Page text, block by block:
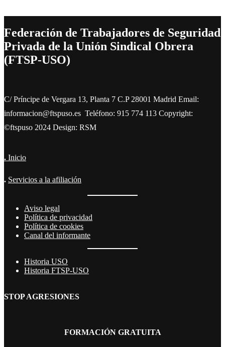
Federación de Trabajadores de Seguridad
Privada de la Unión Sindical Obrera
(FTSP-USO)
C/ Príncipe de Vergara 13, Planta 7 C.P 28001 Madrid Email:
informacion@ftspuso.es Teléfono: 915 774 113 Copyright:
©ftspuso 2024 Design: RSM
. Inicio
. Servicios a la afiliación
Aviso legal
Política de privacidad
Política de cookies
Canal del informante
Historia USO
Historia FTSP-USO
STOP AGRESIONES
FORMACIÓN GRATUITA